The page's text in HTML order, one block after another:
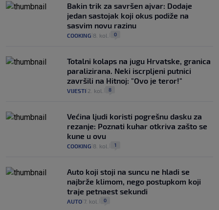
Bakin trik za savršen ajvar: Dodaje
jedan sastojak koji okus podiže na
sasvim novu razinu
COOKING 8. kol. 0
Totalni kolaps na jugu Hrvatske, granica
paralizirana. Neki iscrpljeni putnici
završili na Hitnoj: "Ovo je teror!"
VIJESTI 2. kol. 8
Većina ljudi koristi pogrešnu dasku za
rezanje: Poznati kuhar otkriva zašto se
kune u ovu
COOKING 8. kol. 1
Auto koji stoji na suncu ne hladi se
najbrže klimom, nego postupkom koji
traje petnaest sekundi
AUTO 7. kol. 0